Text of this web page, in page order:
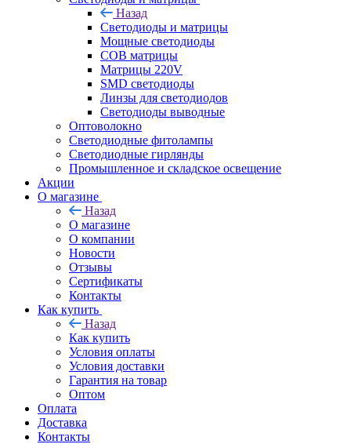
Назад
Светодиоды и матрицы
Мощные светодиоды
COB матрицы
Матрицы 220V
SMD светодиоды
Линзы для светодиодов
Светодиоды выводные
Оптоволокно
Светодиодные фитолампы
Светодиодные гирлянды
Промышленное и складское освещение
Акции
О магазине
Назад
О магазине
О компании
Новости
Отзывы
Сертификаты
Контакты
Как купить
Назад
Как купить
Условия оплаты
Условия доставки
Гарантия на товар
Оптом
Оплата
Доставка
Контакты